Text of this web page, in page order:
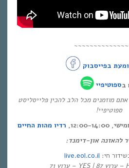
בפייסבוק
בספוטיפיי
מוזמנים מכל הלב להכין פלייסליסט
ספוטיפיי!
14:00,
רדיו מהות החיים
להאזנה און-דימנד:
חי: live.eol.co.il